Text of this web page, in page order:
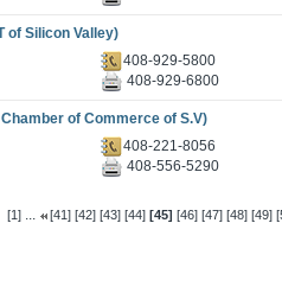
of Silicon Valley)
408-929-5800
408-929-6800
of Commerce of S.V)
408-221-8056
408-556-5290
[1] ... [41] [42] [43] [44] [45] [46] [47] [48] [49]